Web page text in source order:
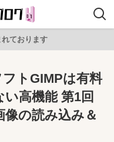
ております
トGIMPは有料
高機能 第1回
の読み込み＆